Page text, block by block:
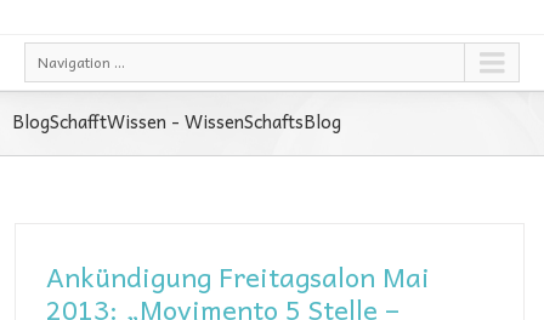
Navigation ...
BlogSchafftWissen - WissenSchaftsBlog
Ankündigung Freitagsalon Mai
2013: „Movimento 5 Stelle –